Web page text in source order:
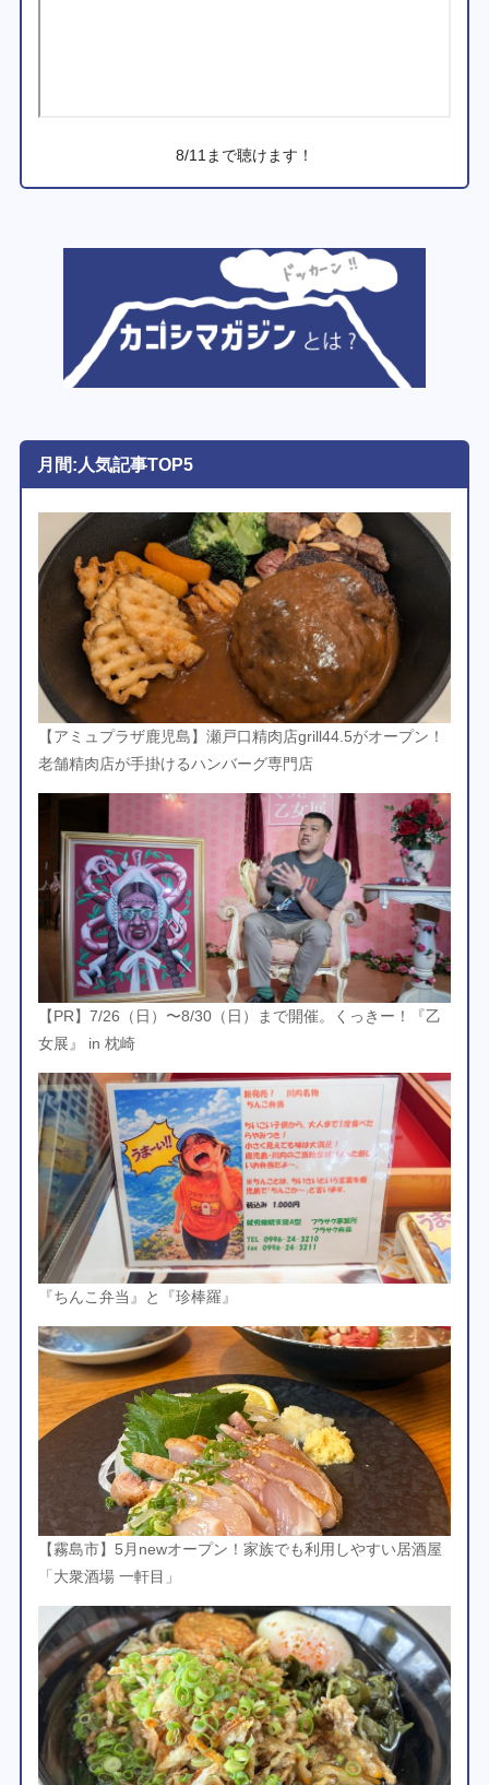
8/11まで聴けます！
月間:人気記事TOP5
【アミュプラザ鹿児島】瀬戸口精肉店grill44.5がオープン！
老舗精肉店が手掛けるハンバーグ専門店
【PR】7/26（日）〜8/30（日）まで開催。くっきー！『乙
女展』 in 枕崎
『ちんこ弁当』と『珍棒羅』
【霧島市】5月newオープン！家族でも利用しやすい居酒屋
「大衆酒場 一軒目」